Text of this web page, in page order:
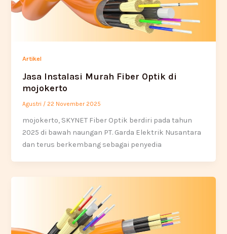
Artikel
Jasa Instalasi Murah Fiber Optik di
mojokerto
Agustri / 22 November 2025
mojokerto, SKYNET Fiber Optik berdiri pada tahun
2025 di bawah naungan PT. Garda Elektrik Nusantara
dan terus berkembang sebagai penyedia